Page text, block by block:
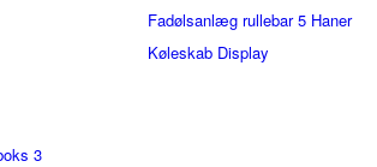
Fadølsanlæg rullebar 5 Haner
Køleskab Display
3